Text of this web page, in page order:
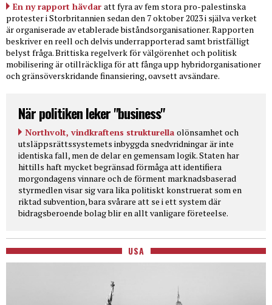
En ny rapport hävdar att fyra av fem stora pro-palestinska
protester i Storbritannien sedan den 7 oktober 2023 i själva verket
är organiserade av etablerade biståndsorganisationer. Rapporten
beskriver en reell och delvis underrapporterad samt bristfälligt
belyst fråga. Brittiska regelverk för välgörenhet och politisk
mobilisering är otillräckliga för att fånga upp hybridorganisationer
och gränsöverskridande finansiering, oavsett avsändare.
När politiken leker "business"
Northvolt, vindkraftens strukturella olönsamhet och
utsläppsrättssystemets inbyggda snedvridningar är inte
identiska fall, men de delar en gemensam logik. Staten har
hittills haft mycket begränsad förmåga att identifiera
morgondagens vinnare och de förment marknadsbaserad
styrmedlen visar sig vara lika politiskt konstruerat som en
riktad subvention, bara svårare att se i ett system där
bidragsberoende bolag blir en allt vanligare företeelse.
USA